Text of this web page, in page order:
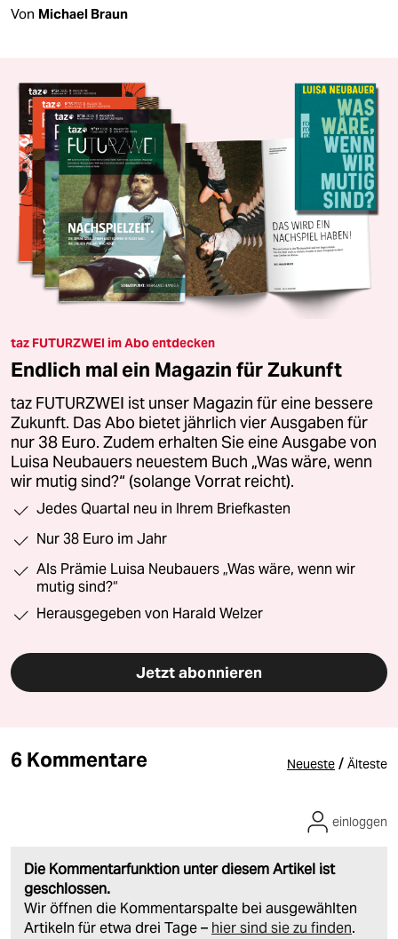
Von Michael Braun
taz FUTURZWEI im Abo entdecken
Endlich mal ein Magazin für Zukunft
taz FUTURZWEI ist unser Magazin für eine bessere
Zukunft. Das Abo bietet jährlich vier Ausgaben für
nur 38 Euro. Zudem erhalten Sie eine Ausgabe von
Luisa Neubauers neuestem Buch „Was wäre, wenn
wir mutig sind?“ (solange Vorrat reicht).
Jedes Quartal neu in Ihrem Briefkasten
Nur 38 Euro im Jahr
Als Prämie Luisa Neubauers „Was wäre, wenn wir
mutig sind?“
Herausgegeben von Harald Welzer
Jetzt abonnieren
6 Kommentare Neueste / Älteste
Die Kommentarfunktion unter diesem Artikel ist
geschlossen.
Wir öffnen die Kommentarspalte bei ausgewählten
Artikeln für etwa drei Tage – hier sind sie zu finden.
einloggen